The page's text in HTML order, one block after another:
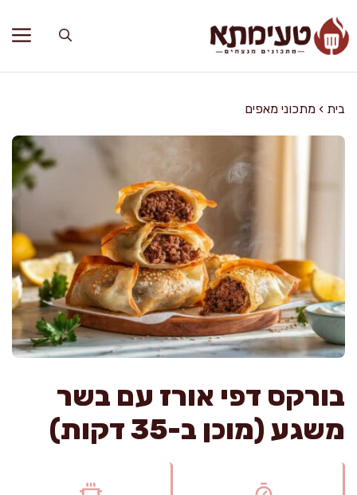
לתוכן
בית › מתכוני מאפים
בורקס דפי אורז עם בשר
משגע (מוכן ב-35 דקות)